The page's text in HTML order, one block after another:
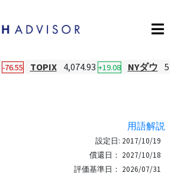
-76.55 TOPIX 4,074.93 +19.08 NYダウ
用語解説
設定日: 2017/10/19
償還日： 2027/10/18
評価基準日： 2026/07/31